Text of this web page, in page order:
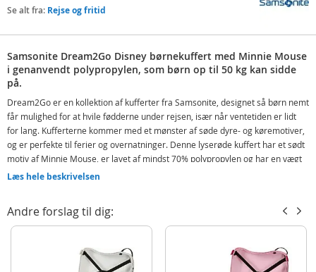
Se alt fra: Rejse og fritid
Samsonite Dream2Go Disney børnekuffert med Minnie Mouse
i genanvendt polypropylen, som børn op til 50 kg kan sidde
på.
Dream2Go er en kollektion af kufferter fra Samsonite, designet så børn nemt
får mulighed for at hvile fødderne under rejsen, især når ventetiden er lidt
for lang. Kufferterne kommer med et mønster af søde dyre- og køremotiver,
og er perfekte til ferier og overnatninger. Denne lyserøde kuffert har et sødt
motiv af Minnie Mouse, er lavet af mindst 70% polypropylen og har en vægt
på ca. 2 kg.
der gør det nemt at trække kufferten bag sig med barnet siddende ovenpå,
eller bruge den som skulderrem. Kufferten kan bruges som håndbagage på
Læs hele beskrivelsen
Andre forslag til dig: